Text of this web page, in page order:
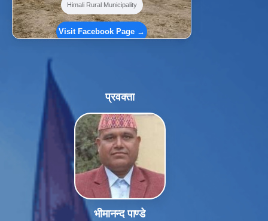
Himali Rural Municipality
Visit Facebook Page →
प्रवक्ता
भीमानन्द पाण्डे